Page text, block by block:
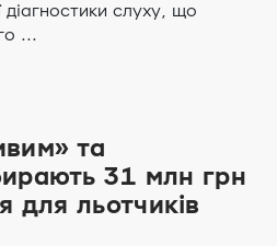
діагностики слуху, що
...
та
31 млн грн
для льотчиків